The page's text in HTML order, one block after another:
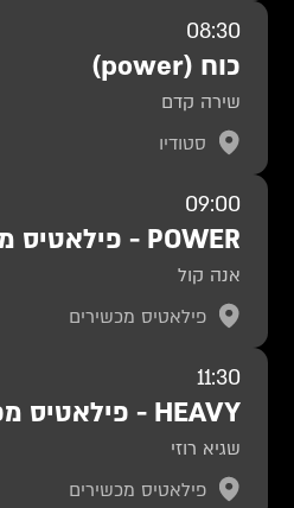
08:30
כוח (power)
שירה קדם
סטודיו
09:00
POWER - פילאטיס מכשירים
אנה קול
פילאטיס מכשירים
11:30
HEAVY - פילאטיס מכשירים
שגיא רוזי
פילאטיס מכשירים